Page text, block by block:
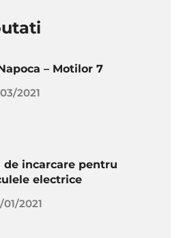
– Motilor 7
2021
de incarcare pentru
electrice
01/2021